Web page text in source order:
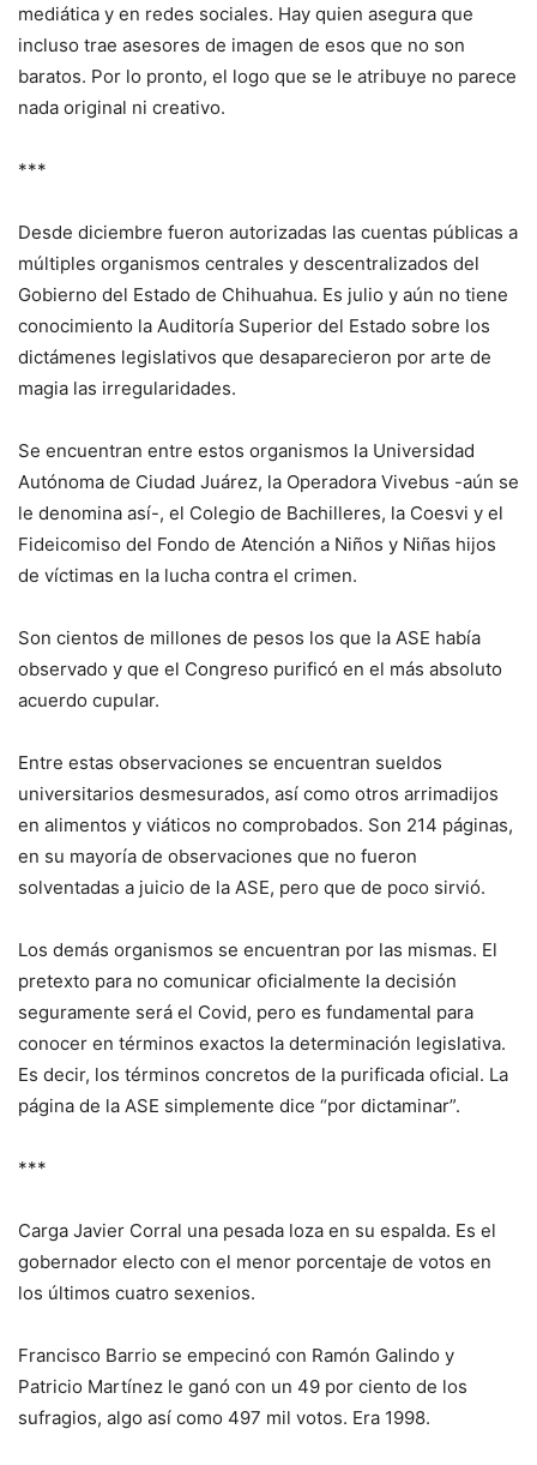
mediática y en redes sociales. Hay quien asegura que
incluso trae asesores de imagen de esos que no son
baratos. Por lo pronto, el logo que se le atribuye no parece
nada original ni creativo.
***
Desde diciembre fueron autorizadas las cuentas públicas a
múltiples organismos centrales y descentralizados del
Gobierno del Estado de Chihuahua. Es julio y aún no tiene
conocimiento la Auditoría Superior del Estado sobre los
dictámenes legislativos que desaparecieron por arte de
magia las irregularidades.
Se encuentran entre estos organismos la Universidad
Autónoma de Ciudad Juárez, la Operadora Vivebus -aún se
le denomina así-, el Colegio de Bachilleres, la Coesvi y el
Fideicomiso del Fondo de Atención a Niños y Niñas hijos
de víctimas en la lucha contra el crimen.
Son cientos de millones de pesos los que la ASE había
observado y que el Congreso purificó en el más absoluto
acuerdo cupular.
Entre estas observaciones se encuentran sueldos
universitarios desmesurados, así como otros arrimadijos
en alimentos y viáticos no comprobados. Son 214 páginas,
en su mayoría de observaciones que no fueron
solventadas a juicio de la ASE, pero que de poco sirvió.
Los demás organismos se encuentran por las mismas. El
pretexto para no comunicar oficialmente la decisión
seguramente será el Covid, pero es fundamental para
conocer en términos exactos la determinación legislativa.
Es decir, los términos concretos de la purificada oficial. La
página de la ASE simplemente dice “por dictaminar”.
***
Carga Javier Corral una pesada loza en su espalda. Es el
gobernador electo con el menor porcentaje de votos en
los últimos cuatro sexenios.
Francisco Barrio se empecinó con Ramón Galindo y
Patricio Martínez le ganó con un 49 por ciento de los
sufragios, algo así como 497 mil votos. Era 1998.